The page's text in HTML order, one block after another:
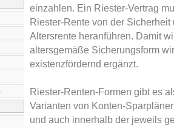
einzahlen. Ein Riester-Vertrag
Riester-Rente von der
Altersrente heranführen. Damit
altersgemäße Sicherungsform
existenzfördernd ergänzt.
Riester-Renten-Formen gibt es
Varianten von Konten-
und auch innerhalb der jeweils